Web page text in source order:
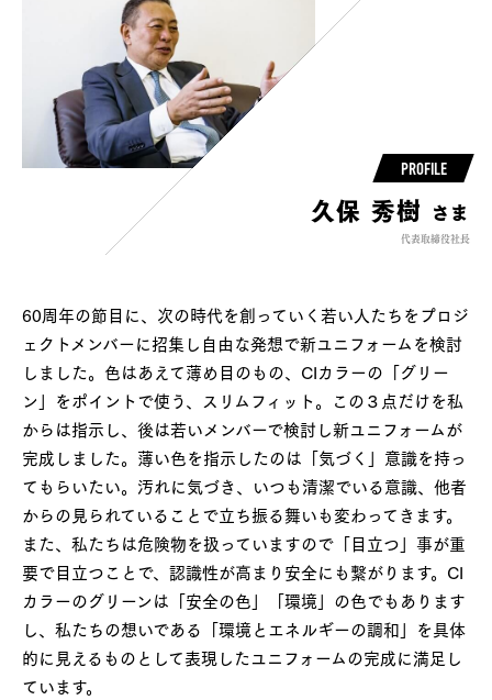
PROFILE
久保 秀樹 さま
代表取締役社長
60周年の節目に、次の時代を創っていく若い人たちをプロジ
ェクトメンバーに招集し自由な発想で新ユニフォームを検討
しました。色はあえて薄め目のもの、CIカラーの「グリー
ン」をポイントで使う、スリムフィット。この３点だけを私
からは指示し、後は若いメンバーで検討し新ユニフォームが
完成しました。薄い色を指示したのは「気づく」意識を持っ
てもらいたい。汚れに気づき、いつも清潔でいる意識、他者
からの見られていることで立ち振る舞いも変わってきます。
また、私たちは危険物を扱っていますので「目立つ」事が重
要で目立つことで、認識性が高まり安全にも繋がります。CI
カラーのグリーンは「安全の色」「環境」の色でもあります
し、私たちの想いである「環境とエネルギーの調和」を具体
的に見えるものとして表現したユニフォームの完成に満足し
ています。